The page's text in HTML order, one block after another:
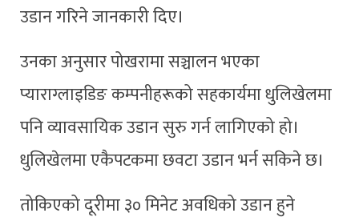
उडान गरिने जानकारी दिए।
उनका अनुसार पोखरामा सञ्चालन भएका
प्याराग्लाइडिङ कम्पनीहरूको सहकार्यमा धुलिखेलमा
पनि व्यावसायिक उडान सुरु गर्न लागिएको हो।
धुलिखेलमा एकैपटकमा छवटा उडान भर्न सकिने छ।
तोकिएको दूरीमा ३० मिनेट अवधिको उडान हुने